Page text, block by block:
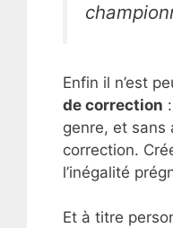
Enfin il n’est
de correction
genre, et sans
correction.
l’inégalité
Et à titre